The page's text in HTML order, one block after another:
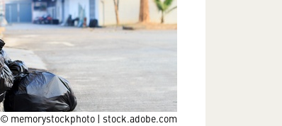
© memorystockphoto | stock.adobe.com